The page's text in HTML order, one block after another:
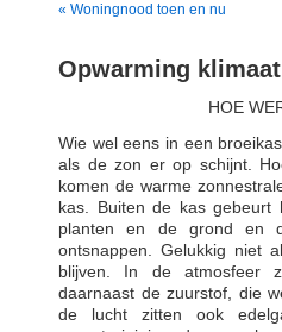
« Woningnood toen en nu
Opwarming klimaat
HOE
Wie wel eens in een
als de zon er op schijnt.
komen de warme
kas. Buiten de kas
planten en de grond en
ontsnappen. Gelukkig niet
blijven. In de atmosfeer
daarnaast de zuurstof, die
de lucht zitten ook